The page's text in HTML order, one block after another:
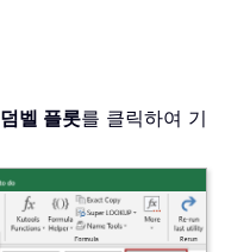
덤벨 플롯를 클릭하여 기